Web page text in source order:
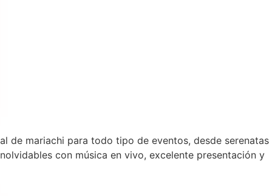
de mariachi para todo tipo de eventos, desde serenatas
con música en vivo, excelente presentación y